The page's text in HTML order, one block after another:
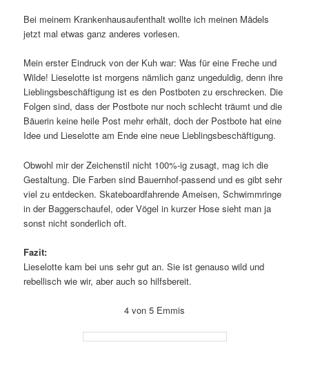
Bei meinem Krankenhausaufenthalt wollte ich meinen Mädels
jetzt mal etwas ganz anderes vorlesen.
Mein erster Eindruck von der Kuh war: Was für eine Freche und
Wilde! Lieselotte ist morgens nämlich ganz ungeduldig, denn ihre
Lieblingsbeschäftigung ist es den Postboten zu erschrecken. Die
Folgen sind, dass der Postbote nur noch schlecht träumt und die
Bäuerin keine heile Post mehr erhält, doch der Postbote hat eine
Idee und Lieselotte am Ende eine neue Lieblingsbeschäftigung.
Obwohl mir der Zeichenstil nicht 100%-ig zusagt, mag ich die
Gestaltung. Die Farben sind Bauernhof-passend und es gibt sehr
viel zu entdecken. Skateboardfahrende Ameisen, Schwimmringe
in der Baggerschaufel, oder Vögel in kurzer Hose sieht man ja
sonst nicht sonderlich oft.
Fazit:
Lieselotte kam bei uns sehr gut an. Sie ist genauso wild und
rebellisch wie wir, aber auch so hilfsbereit.
4 von 5 Emmis